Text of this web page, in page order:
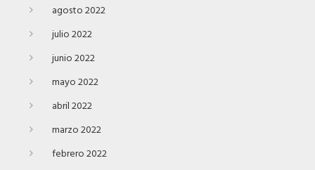
agosto 2022
julio 2022
junio 2022
mayo 2022
abril 2022
marzo 2022
febrero 2022